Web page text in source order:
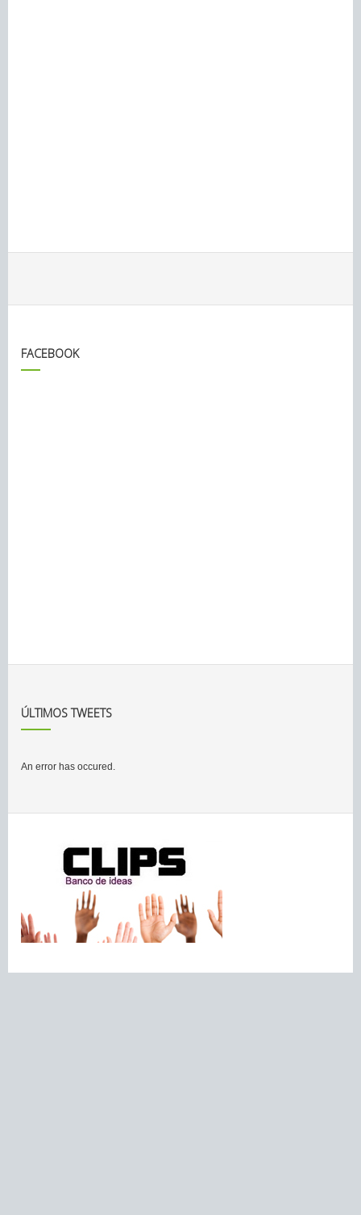
FACEBOOK
ÚLTIMOS TWEETS
An error has occured.